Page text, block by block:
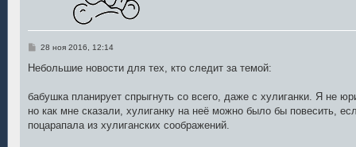
С
о
е
и
е
28 ноя 2016, 12:14
Небольшие новости для тех, кто следит за темой:
бабушка планирует спрыгнуть со всего, даже с хулиганки. Я не
но как мне сказали, хулиганку на неё можно было бы повесить,
поцарапала из хулиганских соображений.